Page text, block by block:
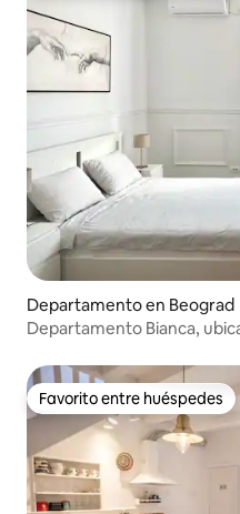
Departamento en Beograd
Departamento Bianca,
Favorito entre huéspedes
Favorito entre huéspedes